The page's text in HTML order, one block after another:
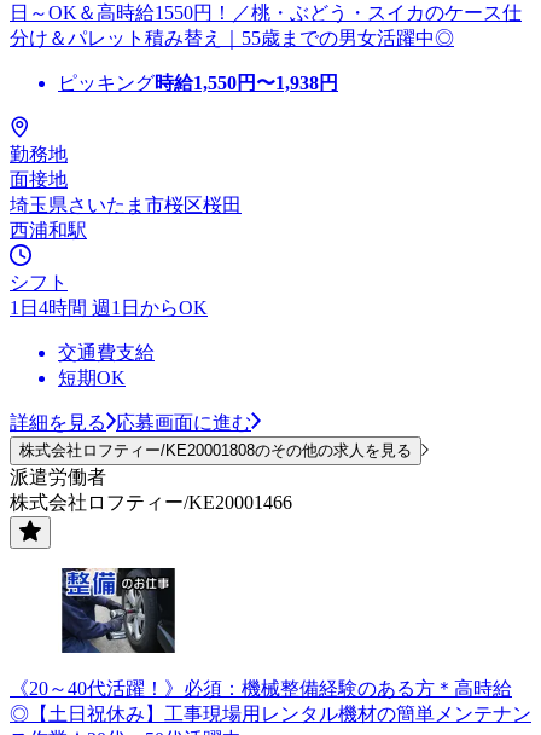
日～OK＆高時給1550円！／桃・ぶどう・スイカのケース仕
分け＆パレット積み替え｜55歳までの男女活躍中◎
ピッキング時給1,550円〜1,938円
勤務地
面接地
埼玉県さいたま市桜区桜田
西浦和駅
シフト
1日4時間 週1日からOK
交通費支給
短期OK
詳細を見る 応募画面に進む
株式会社ロフティー/KE20001808のその他の求人を見る
派遣労働者
株式会社ロフティー/KE20001466
《20～40代活躍！》必須：機械整備経験のある方＊高時給
◎【土日祝休み】工事現場用レンタル機材の簡単メンテナン